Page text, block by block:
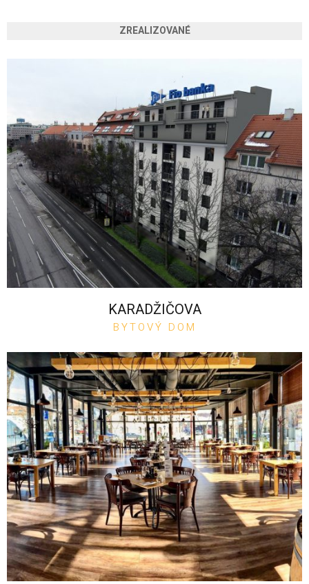
ZREALIZOVANÉ
KARADŽIČOVA
BYTOVÝ DOM